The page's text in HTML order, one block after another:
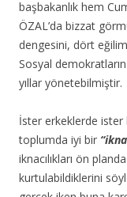
başbakanlık hem
ÖZAL’da bizzat
dengesini, dört
Sosyal
yıllar yönetebilmiştir.
İster erkeklerde ister
toplumda iyi bir
iknacılıkları ön
kurtulabildiklerini